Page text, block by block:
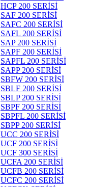
HCP 200 SERİSİ
SAF 200 SERİSİ
SAFC 200 SERİSİ
SAFL 200 SERİSİ
SAP 200 SERİSİ
SAPF 200 SERİSİ
SAPFL 200 SERİSİ
SAPP 200 SERİSİ
SBFW 200 SERİSİ
SBLF 200 SERİSİ
SBLP 200 SERİSİ
SBPF 200 SERİSİ
SBPFL 200 SERİSİ
SBPP 200 SERİSİ
UCC 200 SERİSİ
UCF 200 SERİSİ
UCF 300 SERİSİ
UCFA 200 SERİSİ
UCFB 200 SERİSİ
UCFC 200 SERİSİ